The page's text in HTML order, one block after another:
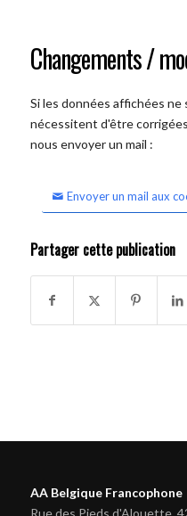
Changements /
Si les données affichées
nécessitent d'être
nous envoyer un mail :
Envoyer un mail aux
Partager cette publication
AA Belgique Francophone
Rue des Pieds d'Alouette,